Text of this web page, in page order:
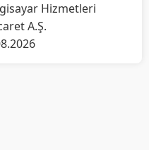
Hizmetleri
A.Ş.